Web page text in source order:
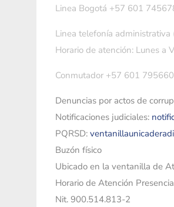
Linea Bogotá +57 601
Linea telefonía administrativa
Horario de atención: Lunes a
Conmutador +57 601
Denuncias por actos de
Notificaciones judiciales:
PQRSD:
Buzón físico
Ubicado en la ventanilla de
Horario de Atención
Nit. 900.514.813-2